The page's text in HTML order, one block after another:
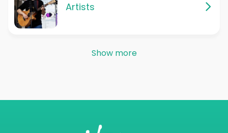
Artists
Show more